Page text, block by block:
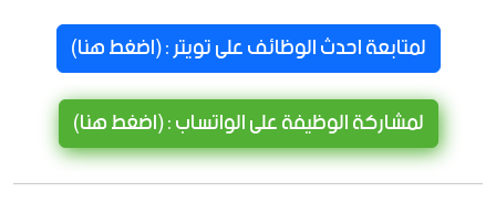
لمتابعة احدث الوظائف على تويتر : (اضغط هنا)
لمشاركة الوظيفة على الواتساب : (اضغط هنا)